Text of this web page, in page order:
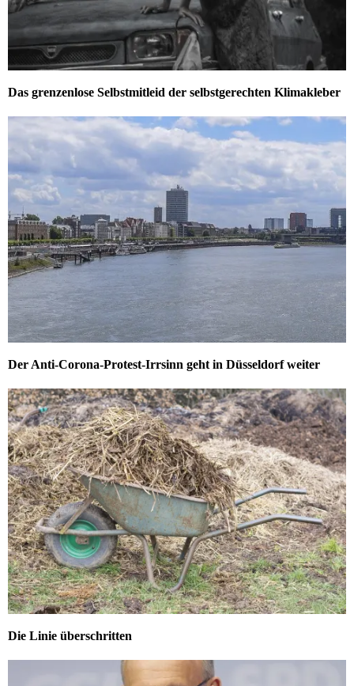
Das grenzenlose Selbstmitleid der selbstgerechten Klimakleber
Der Anti-Corona-Protest-Irrsinn geht in Düsseldorf weiter
Die Linie überschritten